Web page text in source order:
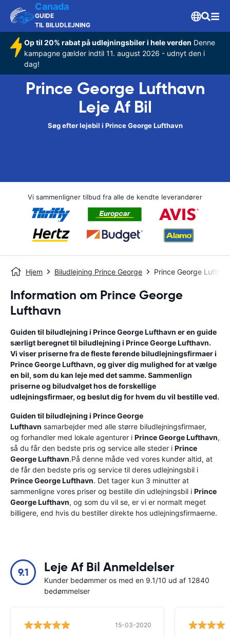
Canada
GUIDE
TIL BILUDLEJNING
Op til 20% rabat på udlejningsbiler i hele verden Denne
kampagne gælder indtil 11. august 2026 - udnyt den i
dag!
Prince George Lufthavn
Leje Af Bil
Søg efter lejebil i Prince George Lufthavn
Vi sammenligner tilbud fra alle de kendte leverandører
Hjem Biludlejning Prince George Prince George
Information om Prince George
Lufthavn
Guiden til biludlejning i Prince George Lufthavn er en guide
særligt beregnet til biludlejning i Prince George Lufthavn.
Vi viser priserne fra de fleste førende biludlejningsfirmaer i
Prince George Lufthavn, og giver dig mulighed for at vælge
en bil, som du kan leje med det samme. Sammenlign
priserne og biludvalget hos de forskellige
udlejningsfirmaer, og beslut dig for hvem du vil bestille ved.
Guiden til biludlejning i Prince George
Lufthavn samarbejder med alle større biludlejningsfirmaer,
og forhandler med lokale agenturer i Prince George Lufthavn,
så du får den bedste pris og service alle steder i Prince
George Lufthavn.På denne måde ved vores kunder altid, at
de får den bedste pris og service til deres udlejningsbil i
Prince George Lufthavn. Det tager kun 3 minutter at
sammenligne vores priser og bestille din udlejningsbil i Prince
George Lufthavn, og som du vil se, er vi er normalt meget
billigere, end hvis du bestiller direkte hos udlejningsfirmaerne.
9.1 Leje Af Bil Anmeldelser
Kunder bedømmer os med en 9.1/10 ud af 12840
bedømmelser
15-03-2020